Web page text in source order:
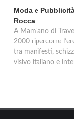
Moda e
Rocca
A Mamiano di
2000 ripercorre
tra manifesti,
visivo italiano e